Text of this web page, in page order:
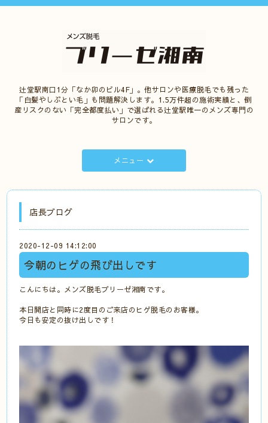
辻堂駅南口1分「なか卯のビル4F」。他サロンや医療脱毛でも残った
「白髪やしぶとい毛」も問題解決します。1.5万件超の施術実績と、倒
産リスクのない「完全都度払い」で選ばれる辻堂駅唯一のメンズ専門の
サロンです。
メニュー
店長ブログ
2020-12-09 14:12:00
今朝のヒゲの飛び出しです
こんにちは。メンズ脱毛ブリーゼ湘南です。
本日開店と同時に2度目のご来店のヒゲ脱毛のお客様。
今日も安定の抜け出しです！